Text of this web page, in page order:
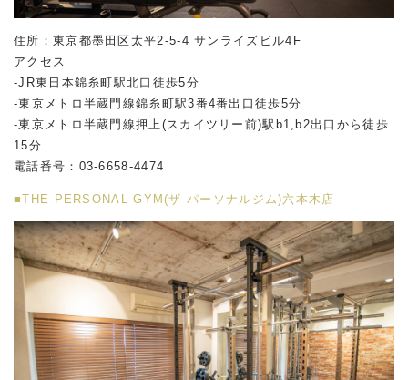
住所：東京都墨田区太平2-5-4 サンライズビル4F
アクセス
-JR東日本錦糸町駅北口徒歩5分
-東京メトロ半蔵門線錦糸町駅3番4番出口徒歩5分
-東京メトロ半蔵門線押上(スカイツリー前)駅b1,b2出口から徒歩
15分
電話番号：03-6658-4474
■THE PERSONAL GYM(ザ パーソナルジム)六本木店